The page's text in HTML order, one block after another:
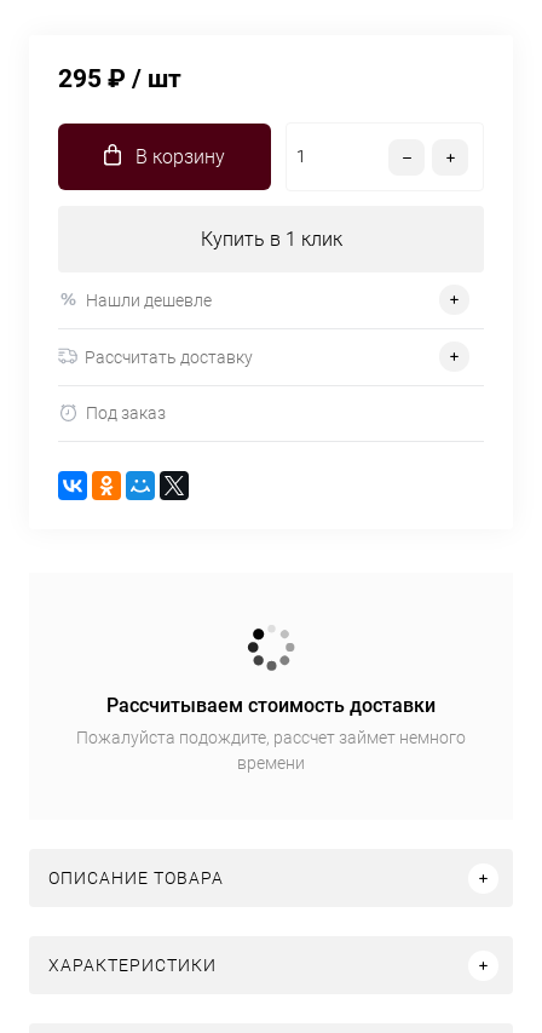
295 ₽ / шт
В корзину
Купить в 1 клик
Нашли дешевле
Рассчитать доставку
Под заказ
Рассчитываем стоимость доставки
Пожалуйста подождите, рассчет займет немного
времени
ОПИСАНИЕ ТОВАРА
ХАРАКТЕРИСТИКИ